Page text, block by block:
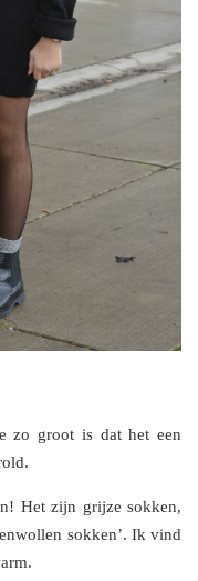
zo groot is dat het een
Het zijn grijze sokken,
sokken’. Ik vind